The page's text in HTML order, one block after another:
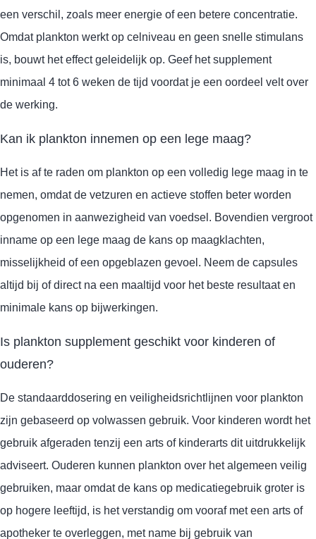
een verschil, zoals meer energie of een betere concentratie.
Omdat plankton werkt op celniveau en geen snelle stimulans
is, bouwt het effect geleidelijk op. Geef het supplement
minimaal 4 tot 6 weken de tijd voordat je een oordeel velt over
de werking.
Kan ik plankton innemen op een lege maag?
Het is af te raden om plankton op een volledig lege maag in te
nemen, omdat de vetzuren en actieve stoffen beter worden
opgenomen in aanwezigheid van voedsel. Bovendien vergroot
inname op een lege maag de kans op maagklachten,
misselijkheid of een opgeblazen gevoel. Neem de capsules
altijd bij of direct na een maaltijd voor het beste resultaat en
minimale kans op bijwerkingen.
Is plankton supplement geschikt voor kinderen of
ouderen?
De standaarddosering en veiligheidsrichtlijnen voor plankton
zijn gebaseerd op volwassen gebruik. Voor kinderen wordt het
gebruik afgeraden tenzij een arts of kinderarts dit uitdrukkelijk
adviseert. Ouderen kunnen plankton over het algemeen veilig
gebruiken, maar omdat de kans op medicatiegebruik groter is
op hogere leeftijd, is het verstandig om vooraf met een arts of
apotheker te overleggen, met name bij gebruik van